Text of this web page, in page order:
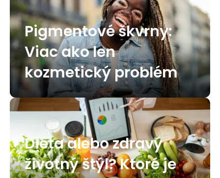
Pigmentové škvrny:
Viac ako len
kozmetický problém
Diéta alebo zdravý
životný štýl? Ktoré je